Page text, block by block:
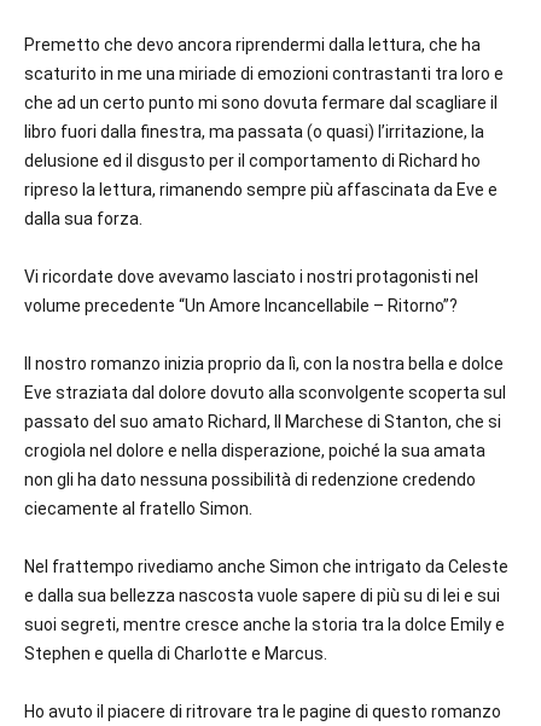
Premetto che devo ancora riprendermi dalla lettura, che ha
scaturito in me una miriade di emozioni contrastanti tra loro e
che ad un certo punto mi sono dovuta fermare dal scagliare il
libro fuori dalla finestra, ma passata (o quasi) l’irritazione, la
delusione ed il disgusto per il comportamento di Richard ho
ripreso la lettura, rimanendo sempre più affascinata da Eve e
dalla sua forza.
Vi ricordate dove avevamo lasciato i nostri protagonisti nel
volume precedente “Un Amore Incancellabile – Ritorno”?
Il nostro romanzo inizia proprio da lì, con la nostra bella e dolce
Eve straziata dal dolore dovuto alla sconvolgente scoperta sul
passato del suo amato Richard, Il Marchese di Stanton, che si
crogiola nel dolore e nella disperazione, poiché la sua amata
non gli ha dato nessuna possibilità di redenzione credendo
ciecamente al fratello Simon.
Nel frattempo rivediamo anche Simon che intrigato da Celeste
e dalla sua bellezza nascosta vuole sapere di più su di lei e sui
suoi segreti, mentre cresce anche la storia tra la dolce Emily e
Stephen e quella di Charlotte e Marcus.
Ho avuto il piacere di ritrovare tra le pagine di questo romanzo